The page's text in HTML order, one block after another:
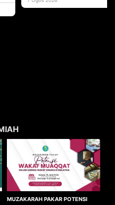
MUZAKARAH PAKAR POTENSI